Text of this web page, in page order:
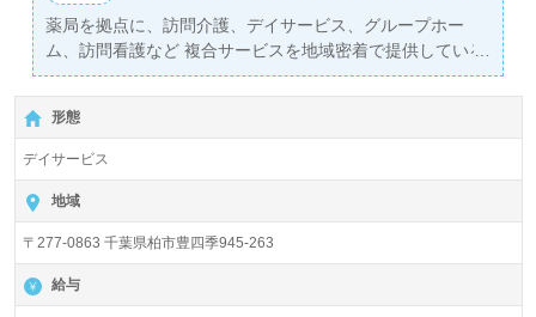
薬局を拠点に、訪問介護、デイサービス、グループホー
ム、訪問看護など 複合サービスを地域密着で提供している
会社です。 ご利用者様がご自宅で元気に暮らせるよう、
全方向でサポートする、チームワークの介護が経験できま
す。
形態
デイサービス
地域
〒277-0863 千葉県柏市豊四季945-263
給与